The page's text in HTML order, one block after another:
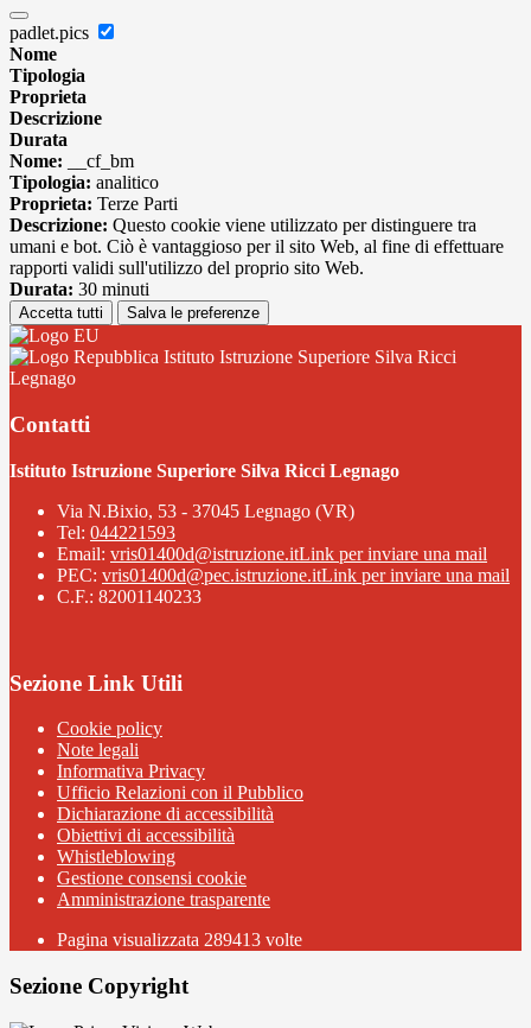
padlet.pics
Nome
Tipologia
Proprieta
Descrizione
Durata
Nome: __cf_bm
Tipologia: analitico
Proprieta: Terze Parti
Descrizione: Questo cookie viene utilizzato per distinguere tra
umani e bot. Ciò è vantaggioso per il sito Web, al fine di effettuare
rapporti validi sull'utilizzo del proprio sito Web.
Durata: 30 minuti
Accetta tutti Salva le preferenze
Istituto Istruzione Superiore Silva Ricci
Legnago
Contatti
Istituto Istruzione Superiore Silva Ricci Legnago
Via N.Bixio, 53 - 37045 Legnago (VR)
Tel: 044221593
Email: vris01400d@istruzione.itLink per inviare una mail
PEC: vris01400d@pec.istruzione.itLink per inviare una mail
C.F.: 82001140233
Sezione Link Utili
Cookie policy
Note legali
Informativa Privacy
Ufficio Relazioni con il Pubblico
Dichiarazione di accessibilità
Obiettivi di accessibilità
Whistleblowing
Gestione consensi cookie
Amministrazione trasparente
Pagina visualizzata 289413 volte
Sezione Copyright